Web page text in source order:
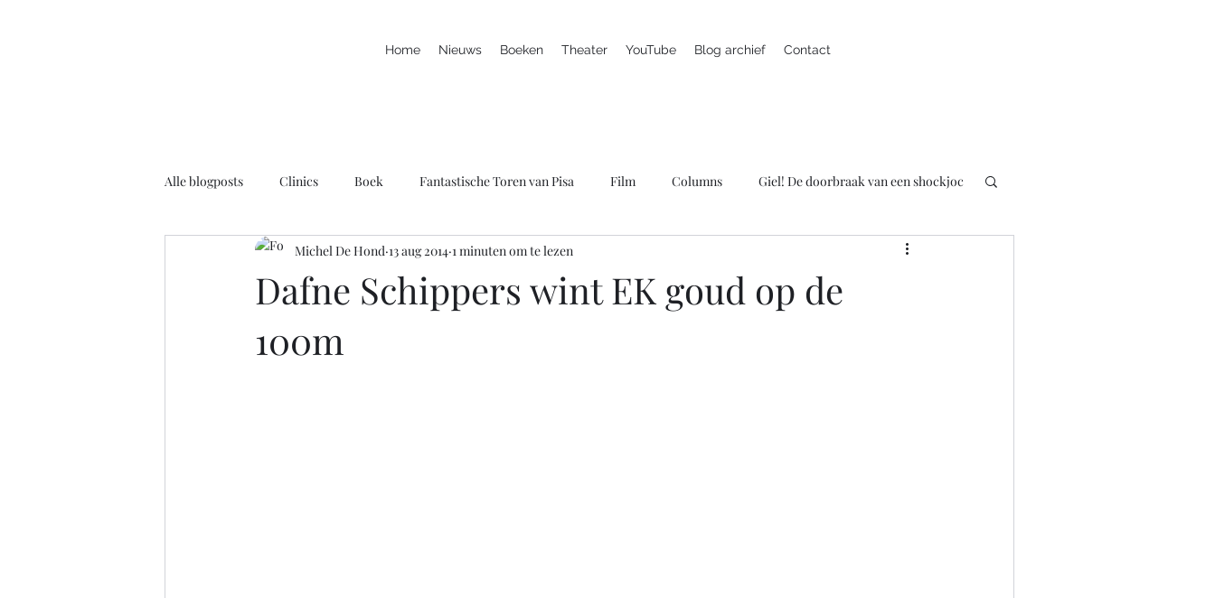
Home Nieuws Boeken Theater YouTube Blog archief Contact
Alle blogposts Clinics Boek Fantastische Toren van Pisa Film Columns Giel! De doorbraak van een shockjoc
Leuke filmpjes Nieuws Marc is ziek Presentator
Dafne Schippers wint EK goud op de
100m
Michel De Hond 13 aug 2014 1 minuten om te lezen